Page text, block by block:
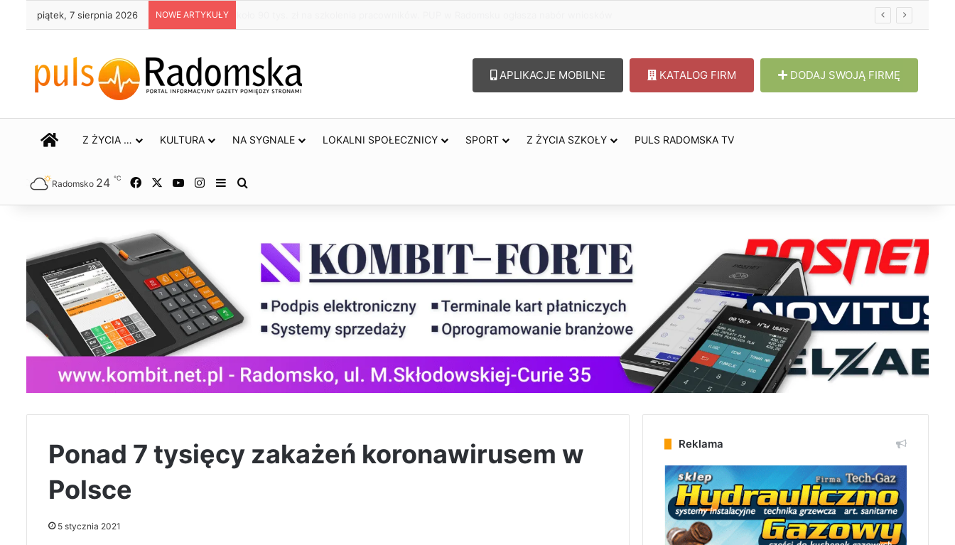
piątek, 7 sierpnia 2026 NOWE ARTYKUŁY
APLIKACJE MOBILNE KATALOG FIRM DODAJ SWOJĄ FIRMĘ
STRONA GŁÓWNA
Z ŻYCIA … KULTURA NA SYGNALE LOKALNI SPOŁECZNICY SPORT Z ŻYCIA SZKOŁY PULS RADOMSKA TV
Radomsko 24 ℃ Facebook YouTubeInstagram
Sidebar
Ponad 7 tysięcy zakażeń koronawirusem w
Polsce
5 stycznia 2021
Reklama